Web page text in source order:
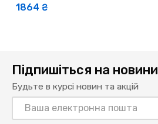
1864 ₴
Підпишіться на новини
Будьте в курсі новин та акцій